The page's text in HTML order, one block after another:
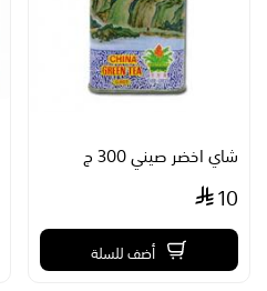
شاي اخضر صيني 300 ج
10
أضف للسلة